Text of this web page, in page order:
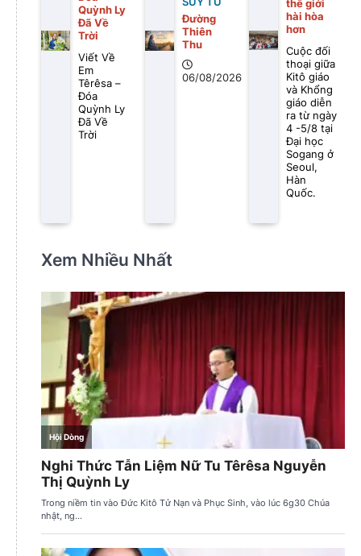
Quỳnh Ly
Đã Về
Trời
Viết Về
Em
Têrêsa –
Đóa
Quỳnh Ly
Đã Về
Trời
Đường
Thiên
Thu
06/08/2026
thế giới
hài hòa
hơn
Cuộc đối
thoại giữa
Kitô giáo
và Khổng
giáo diễn
ra từ ngày
4 -5/8 tại
Đại học
Sogang ở
Seoul,
Hàn
Quốc.
Xem Nhiều Nhất